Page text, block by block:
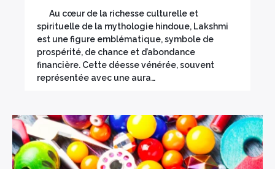
Au cœur de la richesse culturelle et
spirituelle de la mythologie hindoue, Lakshmi
est une figure emblématique, symbole de
prospérité, de chance et d’abondance
financière. Cette déesse vénérée, souvent
représentée avec une aura…